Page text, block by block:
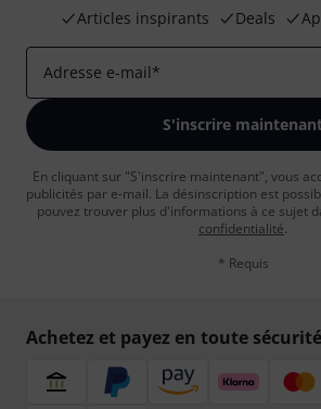
Articles inspirants
Deals
Adresse e-mail*
S'inscrire
En cliquant sur "S'inscrire maintenant", vous
publicités par e-mail. La désinscription est
pouvez trouver plus d'informations à ce sujet
confidentialité.
* Requis
Achetez et payez en toute sécurité